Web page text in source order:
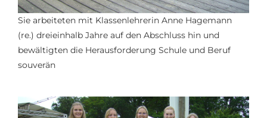
Sie arbeiteten mit Klassenlehrerin Anne Hagemann
(re.) dreieinhalb Jahre auf den Abschluss hin und
bewältigten die Herausforderung Schule und Beruf
souverän